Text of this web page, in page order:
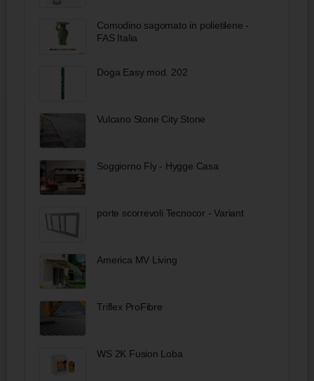
Comodino sagomato in polietilene -
FAS Italia
Doga Easy mod. 202
Vulcano Stone City Stone
Soggiorno Fly - Hygge Casa
porte scorrevoli Tecnocor - Variant
America MV Living
Triflex ProFibre
WS 2K Fusion Loba